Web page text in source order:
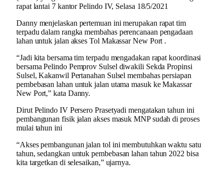
rapat lantai 7 kantor Pelindo IV, Selasa 18/5/2021
Danny menjelaskan pertemuan ini merupakan rapat tim
terpadu dalam rangka membahas perencanaan pengadaan
lahan untuk jalan akses Tol Makassar New Port .
“Jadi kita bersama tim terpadu mengadakan rapat koordinasi
bersama Pelindo Pemprov Sulsel diwakili Sekda Propinsi
Sulsel, Kakanwil Pertanahan Sulsel membahas persiapan
pembebasan lahan untuk jalan utama masuk ke Makassar
New Port,” kata Danny.
Dirut Pelindo IV Persero Prasetyadi mengatakan tahun ini
pembangunan fisik jalan akses masuk MNP sudah di proses
mulai tahun ini
“Akses pembangunan jalan tol ini membutuhkan waktu satu
tahun, sedangkan untuk pembebasan lahan tahun 2022 bisa
kita targetkan di selesaikan,” ujarnya.